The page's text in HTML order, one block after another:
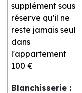
supplément sous
réserve qu'il ne
reste jamais seul
dans
l'appartement
100 €
Blanchisserie :